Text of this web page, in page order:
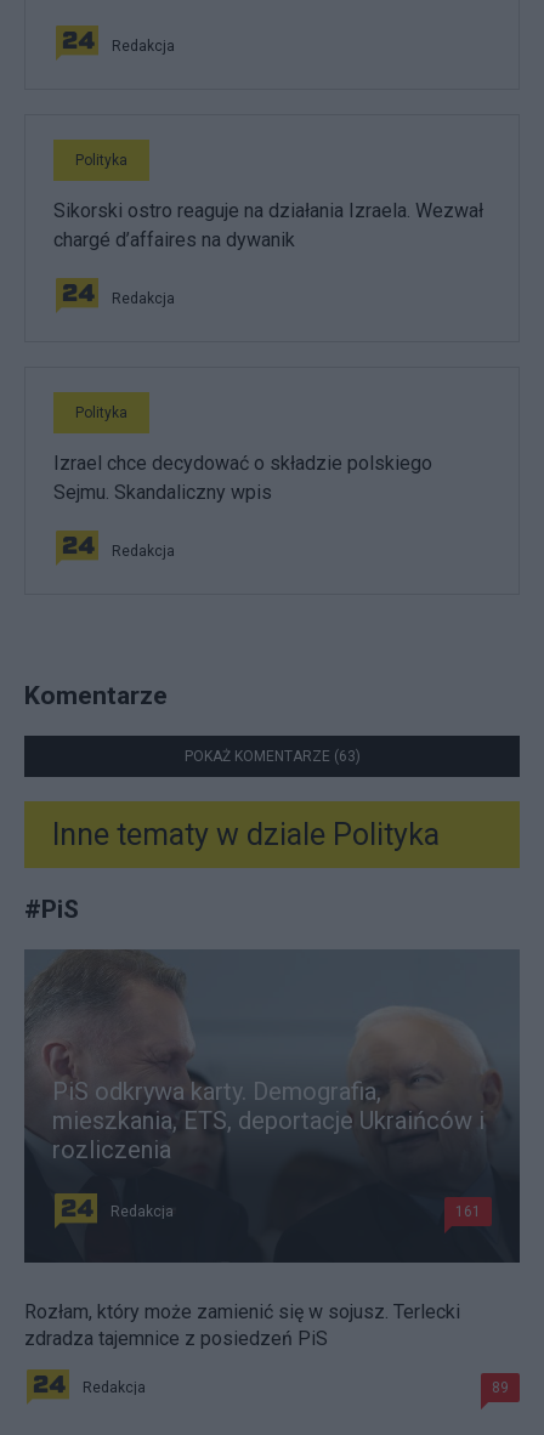
Redakcja
Polityka
Sikorski ostro reaguje na działania Izraela. Wezwał
chargé d’affaires na dywanik
Redakcja
Polityka
Izrael chce decydować o składzie polskiego
Sejmu. Skandaliczny wpis
Redakcja
Komentarze
POKAŻ KOMENTARZE (63)
Inne tematy w dziale Polityka
#PiS
PiS odkrywa karty. Demografia,
mieszkania, ETS, deportacje Ukraińców i
rozliczenia
Redakcja 161
Rozłam, który może zamienić się w sojusz. Terlecki
zdradza tajemnice z posiedzeń PiS
Redakcja 89